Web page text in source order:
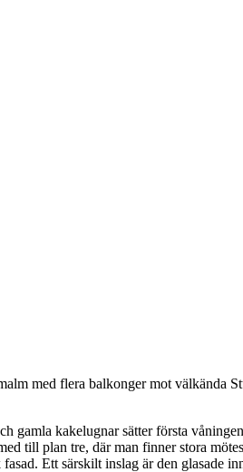
med flera balkonger mot välkända
gamla kakelugnar sätter första
till plan tre, där man finner stora
Ett särskilt inslag är den glasade